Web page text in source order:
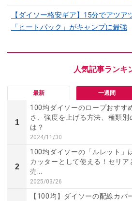
【ダイソー格安ギア】15分でアツ
「ヒートパック」がキャンプに最強
最新 一週間
1
100均ダイソーのロープおすす
さ、強度を上げる方法、種類別
は？
2024/11/30
2
100均ダイソーの「ルレット」
カッターとして使える！セリア
売...
2025/03/26
【100均】ダイソーの配線カバ